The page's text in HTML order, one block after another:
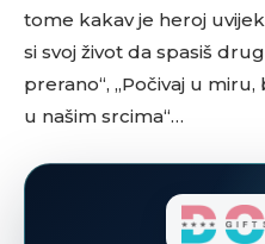
tome kakav je heroj
si svoj život da spasiš
prerano“, „Počivaj u
u našim srcima“…